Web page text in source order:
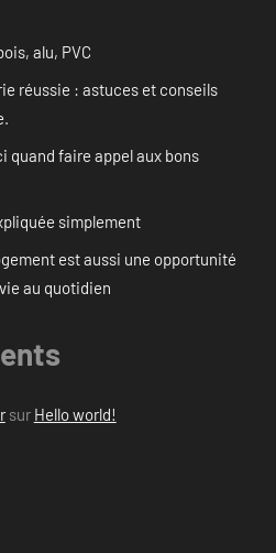
alu, PVC
réussie : astuces et conseils
quand faire appel aux bons
simplement
est aussi une opportunité
au quotidien
sur Hello world!